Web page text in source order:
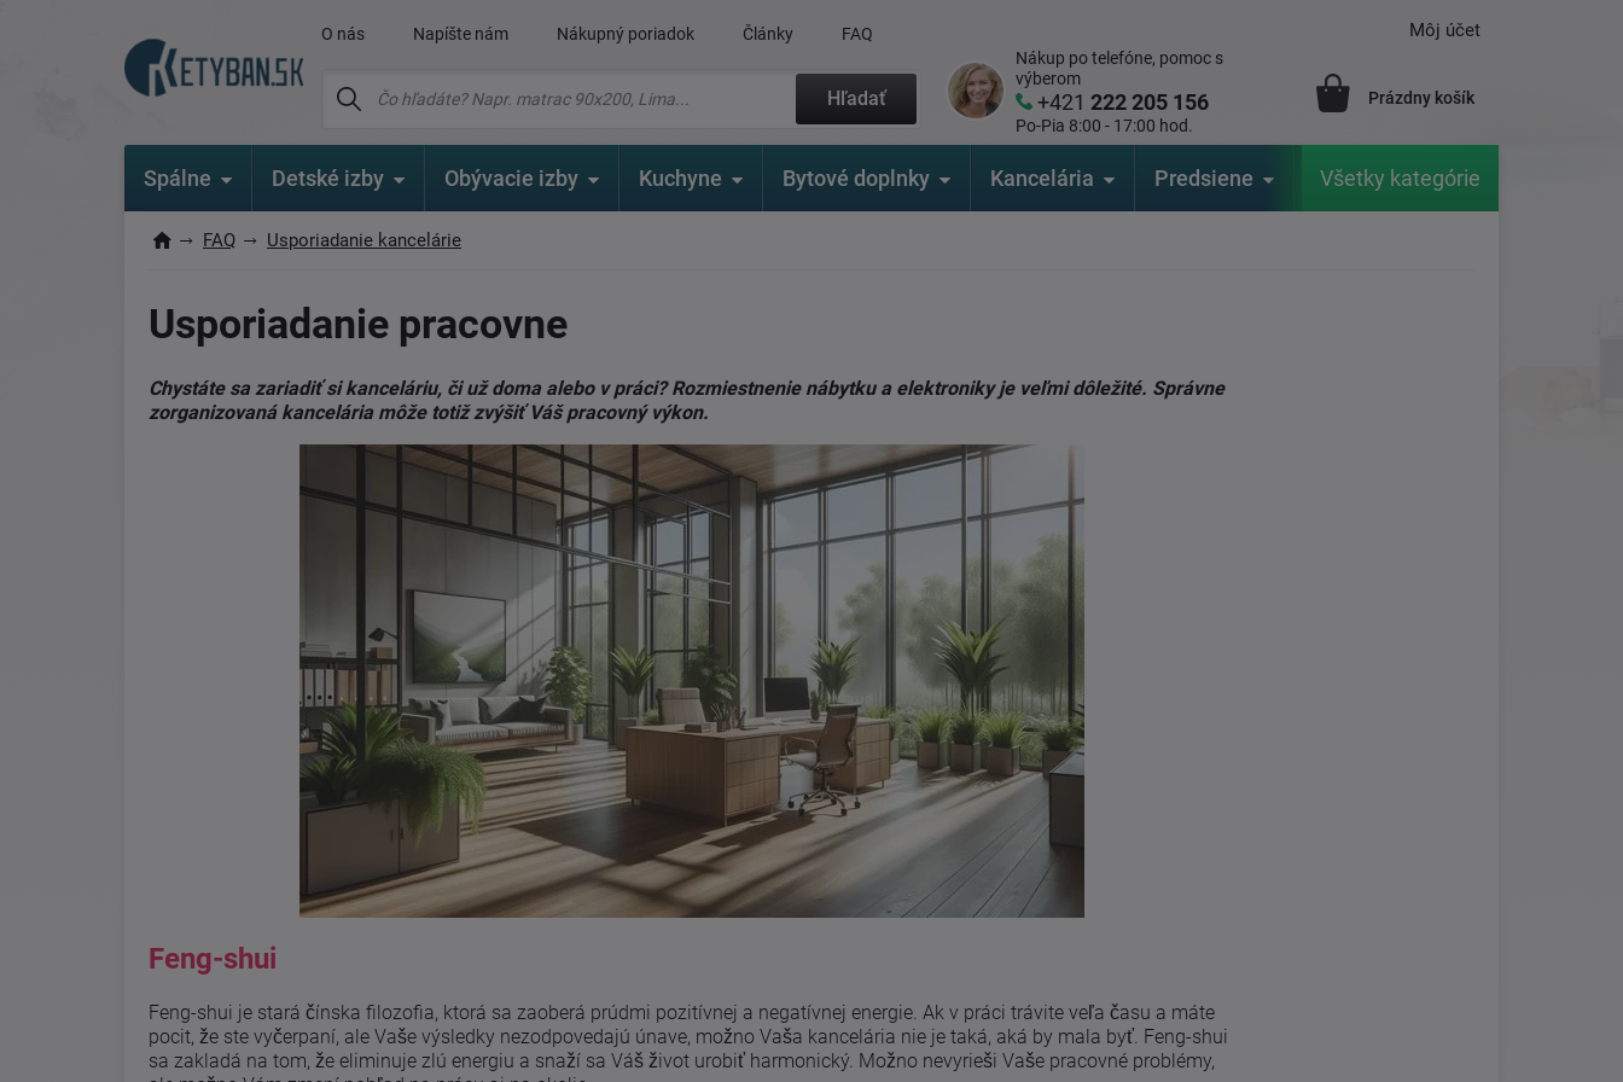
O nás Napíšte nám Nákupný poriadok Články FAQ
Hľadať
Nákup po telefóne, pomoc s
výberom
+421222 205 156
Po-Pia 8:00 - 17:00 hod.
Môj účet
Prázdny košík
Spálne Detské izby Obývacie izby Kuchyne Bytové doplnky Kancelária Predsiene Výrobcovia
Všetky kategórie
FAQ Usporiadanie kancelárie
Usporiadanie pracovne
Chystáte sa zariadiť si kanceláriu, či už doma alebo v práci? Rozmiestnenie nábytku a elektroniky je veľmi dôležité. Správne
zorganizovaná kancelária môže totiž zvýšiť Váš pracovný výkon.
Feng-shui
Feng-shui je stará čínska filozofia, ktorá sa zaoberá prúdmi pozitívnej a negatívnej energie. Ak v práci trávite veľa času a máte
pocit, že ste vyčerpaní, ale Vaše výsledky nezodpovedajú únave, možno Vaša kancelária nie je taká, aká by mala byť. Feng-shui
sa zakladá na tom, že eliminuje zlú energiu a snaží sa Váš život urobiť harmonický. Možno nevyrieši Vaše pracovné problémy,